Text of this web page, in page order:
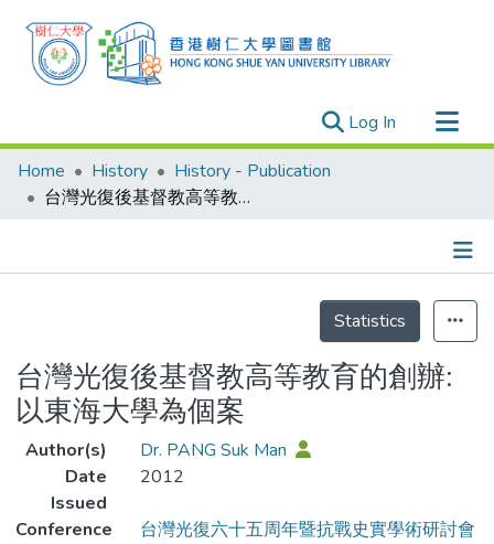
Log In (current)
Research Outputs
Researchers
Projects
Home History
History - Publication
台灣光復後基督教高等教育的創辦: 以東海大學為個案
Statistics
台灣光復後基督教高等教育的創辦:
以東海大學為個案
Author(s)
Dr. PANG Suk Man
Date
Issued
2012
Conference 台灣光復六十五周年暨抗戰史實學術研討會